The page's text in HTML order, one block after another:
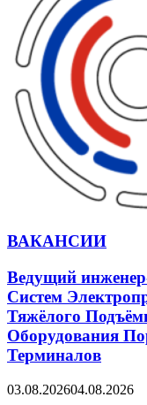
ВАКАНСИИ
Ведущий
Систем
Тяжёлого
Оборудования
Терминалов
03.08.202604.08.2026